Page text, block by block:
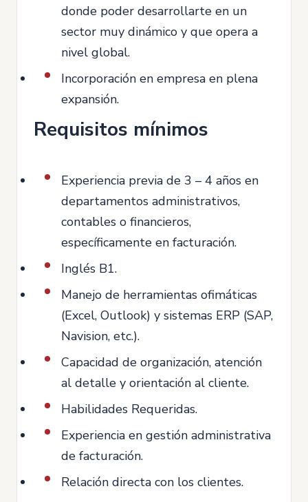
donde poder desarrollarte en un
sector muy dinámico y que opera a
nivel global.
Incorporación en empresa en plena
expansión.
Requisitos mínimos
Experiencia previa de 3 – 4 años en
departamentos administrativos,
contables o financieros,
específicamente en facturación.
Inglés B1.
Manejo de herramientas ofimáticas
(Excel, Outlook) y sistemas ERP (SAP,
Navision, etc.).
Capacidad de organización, atención
al detalle y orientación al cliente.
Habilidades Requeridas.
Experiencia en gestión administrativa
de facturación.
Relación directa con los clientes.